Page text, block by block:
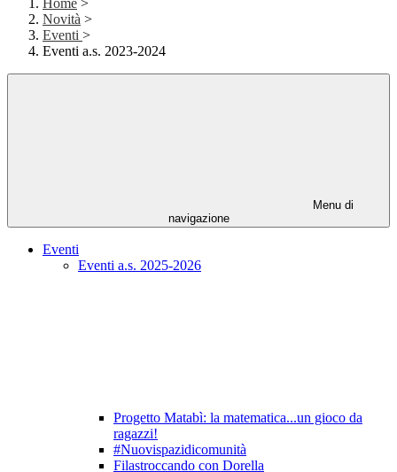
Home >
Novità >
Eventi >
Eventi a.s. 2023-2024
Menu di
navigazione
Eventi
Eventi a.s. 2025-2026
Progetto Matabì: la matematica...un gioco da
ragazzi!
#Nuovispazidicomunità
Filastroccando con Dorella